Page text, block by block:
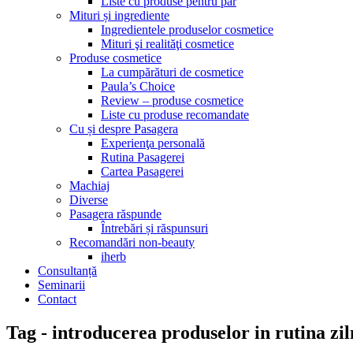
Mituri și ingrediente
Ingredientele produselor cosmetice
Mituri şi realităţi cosmetice
Produse cosmetice
La cumpărături de cosmetice
Paula’s Choice
Review – produse cosmetice
Liste cu produse recomandate
Cu și despre Pasagera
Experienţa personală
Rutina Pasagerei
Cartea Pasagerei
Machiaj
Diverse
Pasagera răspunde
Întrebări și răspunsuri
Recomandări non-beauty
iherb
Consultanță
Seminarii
Contact
Tag - introducerea produselor in rutina